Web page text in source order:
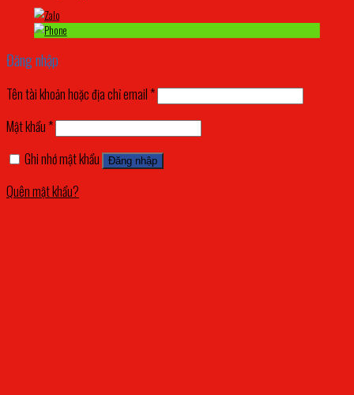
Đăng nhập
Tên tài khoản hoặc địa chỉ email *
Mật khẩu *
Ghi nhớ mật khẩu
Đăng nhập
Quên mật khẩu?